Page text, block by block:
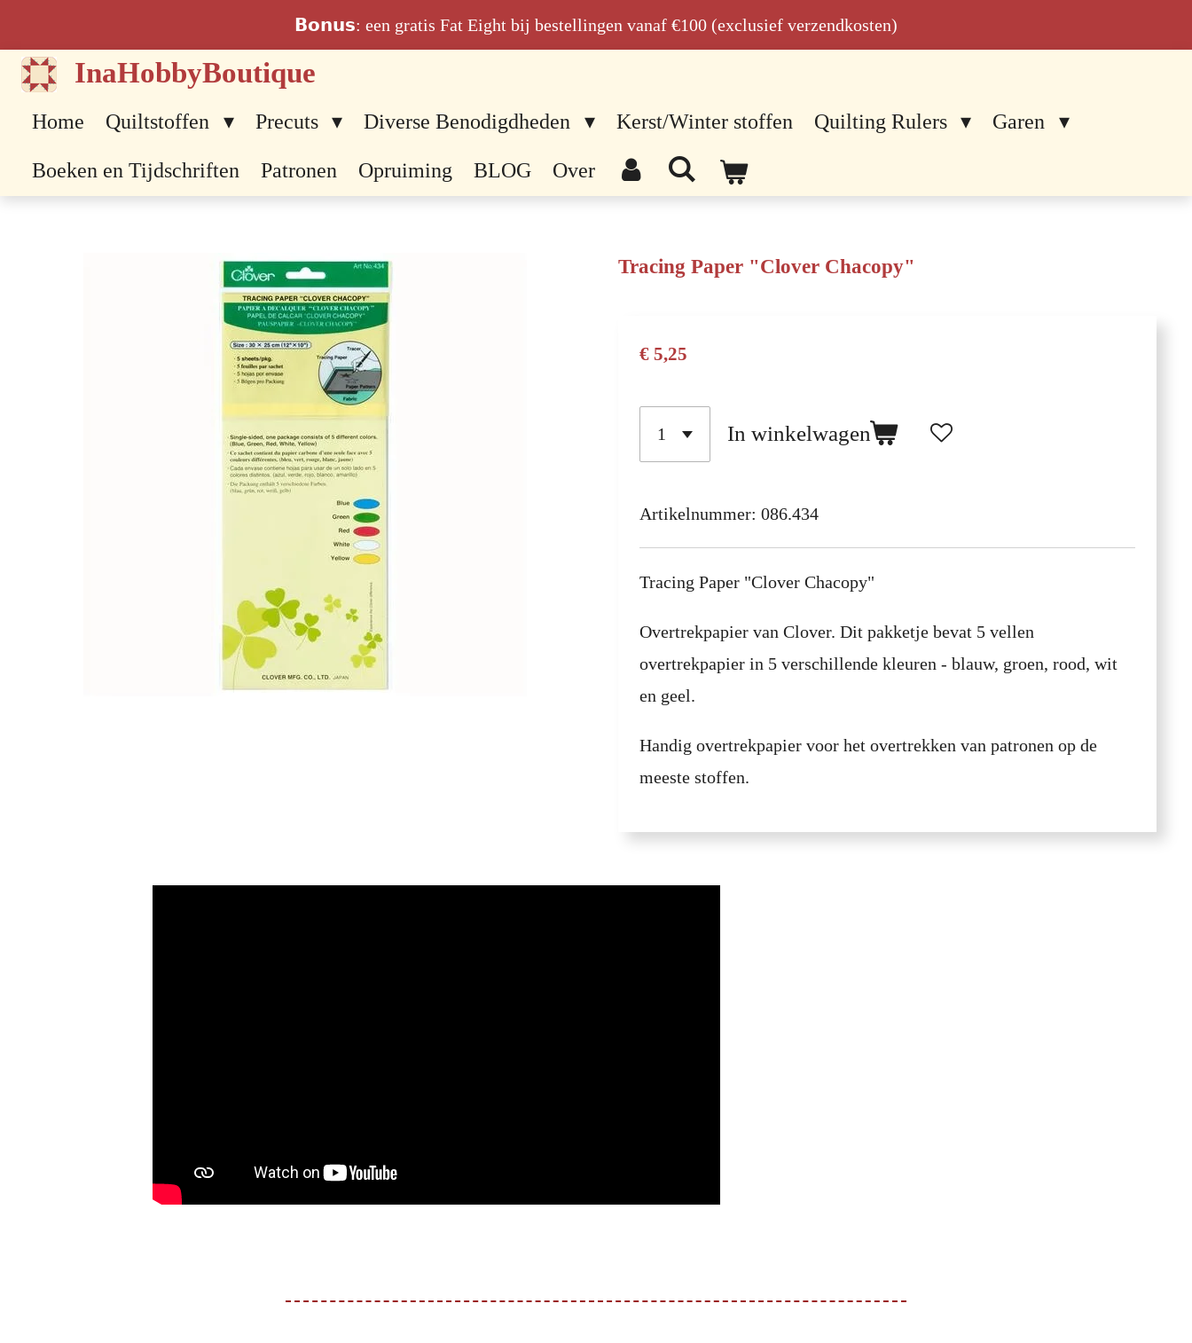
direct
naar
𝗕𝗼𝗻𝘂𝘀: een gratis Fat Eight bij bestellingen vanaf €100 (exclusief verzendkosten)
InaHobbyBoutique
Home Quiltstoffen Precuts Diverse Benodigdheden Kerst/Winter stoffen Quilting Rulers Garen
Boeken en Tijdschriften Patronen Opruiming BLOG Over
Tracing Paper "Clover Chacopy"
€ 5,25
In winkelwagen
Artikelnummer: 086.434
Tracing Paper "Clover Chacopy"
Overtrekpapier van Clover. Dit pakketje bevat 5 vellen
overtrekpapier in 5 verschillende kleuren - blauw, groen, rood, wit
en geel.
Handig overtrekpapier voor het overtrekken van patronen op de
meeste stoffen.